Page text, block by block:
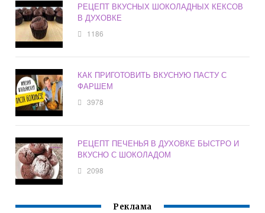
РЕЦЕПТ ВКУСНЫХ ШОКОЛАДНЫХ КЕКСОВ
В ДУХОВКЕ
1186
КАК ПРИГОТОВИТЬ ВКУСНУЮ ПАСТУ С
ФАРШЕМ
3978
РЕЦЕПТ ПЕЧЕНЬЯ В ДУХОВКЕ БЫСТРО И
ВКУСНО С ШОКОЛАДОМ
2098
Реклама